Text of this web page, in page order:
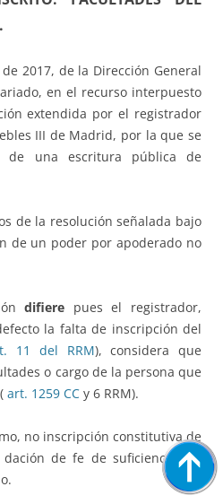
2017, de la Dirección General
en el recurso interpuesto
extendida por el registrador
III de Madrid, por la que se
de una escritura pública de
de la resolución señalada bajo
de un poder por apoderado no
difiere pues el registrador,
la falta de inscripción del
11 del RRM), considera que
o cargo de la persona que
art. 1259 CC y 6 RRM).
no inscripción constitutiva de
de fe de suficiencia del